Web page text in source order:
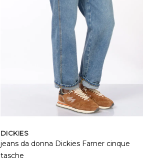
DICKIES
jeans da donna Dickies Farner cinque
tasche